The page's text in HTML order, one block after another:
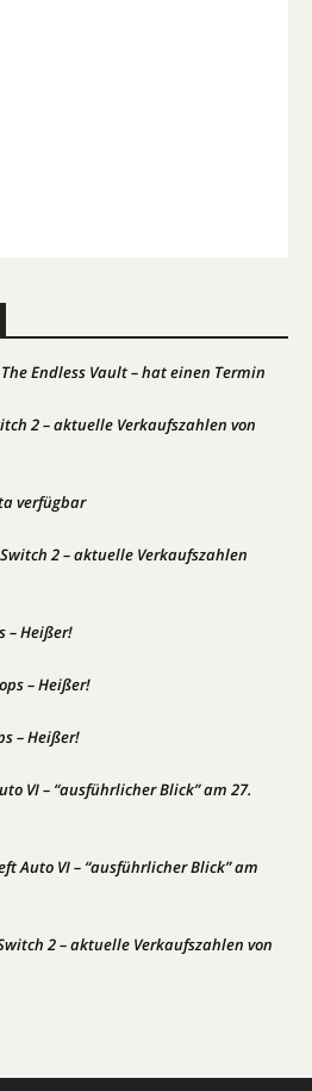
Endless Vault – hat einen Termin
2 – aktuelle Verkaufszahlen von
verfügbar
2 – aktuelle Verkaufszahlen
– Heißer!
– Heißer!
– Heißer!
VI – “ausführlicher Blick” am 27.
Auto VI – “ausführlicher Blick” am
2 – aktuelle Verkaufszahlen von